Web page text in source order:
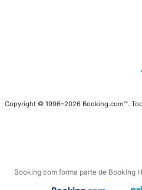
Copyright © 1996–2026 Booking.com™.
Booking.com forma parte de Booking